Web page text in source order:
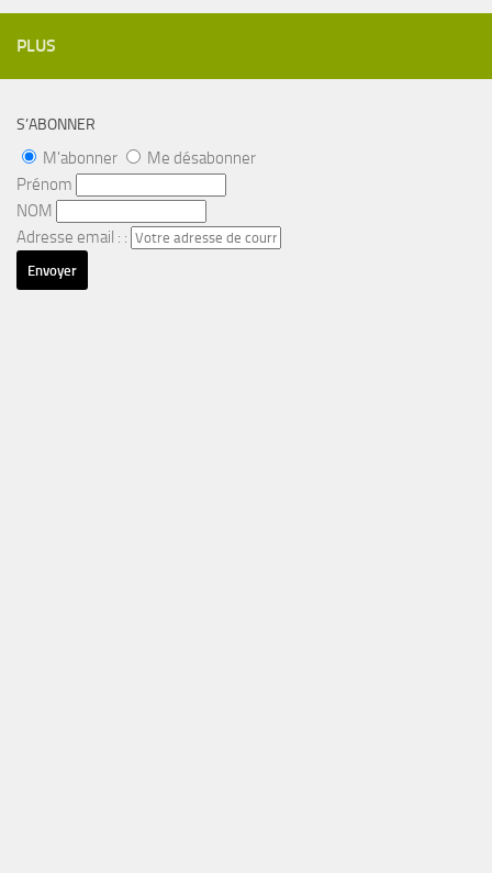
PLUS
S’ABONNER
M'abonner
Me désabonner
Prénom
NOM
Adresse email : :